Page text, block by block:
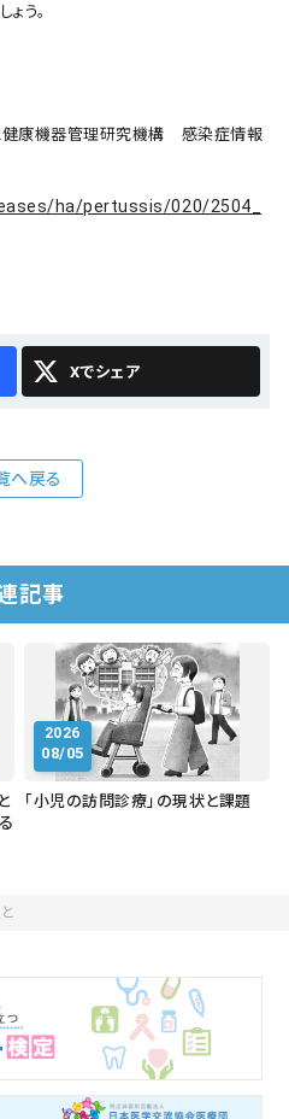
う。
健康機器管理研究機構 感染症情報
ha/pertussis/020/2504_
X
へ戻る
記事
2026
08/05
「小児の訪問診療」の現状と課題